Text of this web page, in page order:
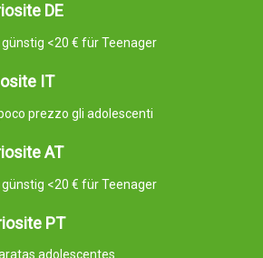
DE
<20 € für Teenager
IT
prezzo gli adolescenti
AT
<20 € für Teenager
PT
adolescentes